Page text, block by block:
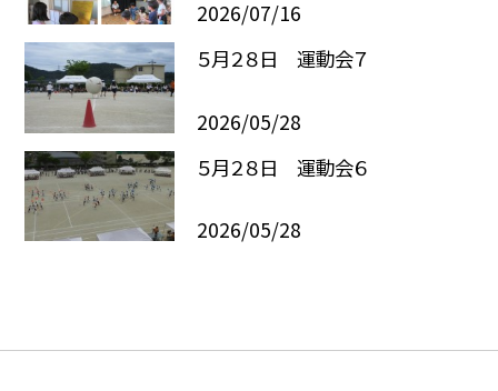
2026/07/16
５月２８日 運動会７
2026/05/28
５月２８日 運動会６
2026/05/28